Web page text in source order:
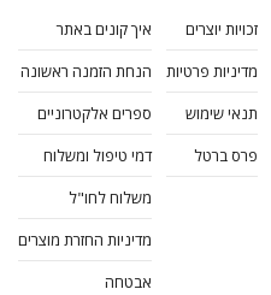
זכויות יוצרים
מדיניות פרטיות
תנאי שימוש
פרס ברטל
איך קונים באתר
הנחת הזמנה ראשונה
ספרים אלקטרוניים
דמי טיפול ומשלוח
משלוח לחו"ל
מדיניות החזרת מוצרים
אבטחה